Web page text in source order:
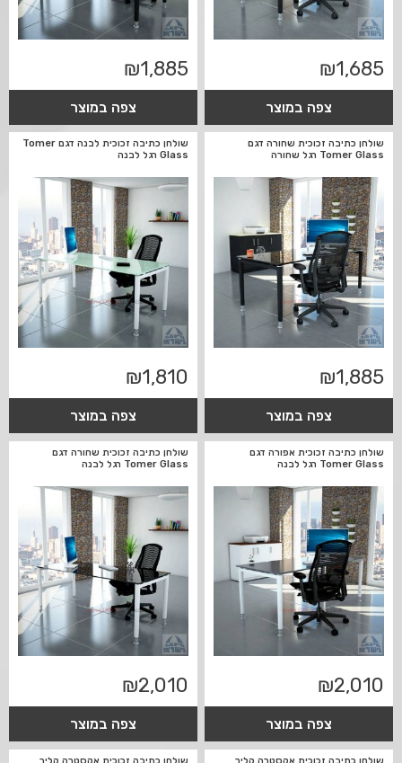
₪1,685
צפה במוצר
₪1,885
צפה במוצר
שולחן כתיבה זכוכית שחורה דגם
Tomer Glass רגל שחורה
₪1,885
צפה במוצר
שולחן כתיבה זכוכית לבנה דגם Tomer
Glass רגל לבנה
₪1,810
צפה במוצר
שולחן כתיבה זכוכית אפורה דגם
Tomer Glass רגל לבנה
₪2,010
צפה במוצר
שולחן כתיבה זכוכית שחורה דגם
Tomer Glass רגל לבנה
₪2,010
צפה במוצר
שולחן כתיבה זכוכית אקסטרה קליר שולחן כתיבה זכוכית אקסטרה קליר